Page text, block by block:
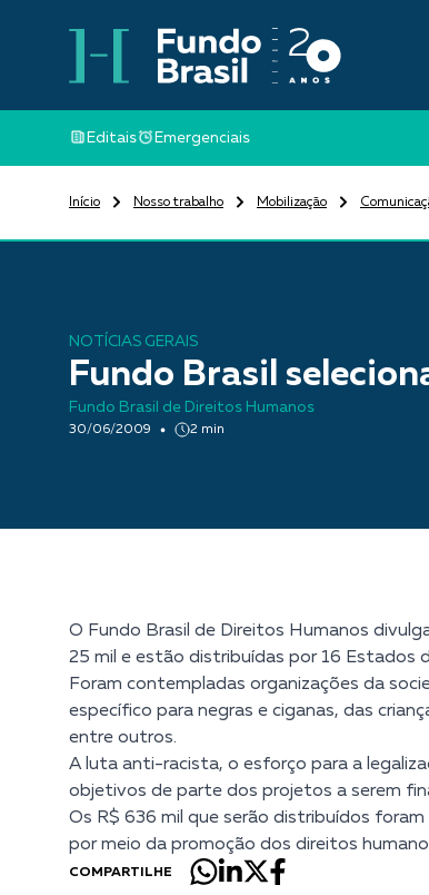
Editais Emergenciais
Início Nosso trabalho Mobilização
NOTÍCIAS GERAIS
Fundo Brasil
Fundo Brasil de Direitos Humanos
30/06/2009 2 min
O Fundo Brasil de Direitos Humanos
25 mil e estão distribuídas por 16 Estados
Foram contempladas organizações da
específico para negras e ciganas, das
entre outros.
A luta anti-racista, o esforço para a
objetivos de parte dos projetos a serem
Os R$ 636 mil que serão distribuídos
por meio da promoção dos direitos
COMPARTILHE